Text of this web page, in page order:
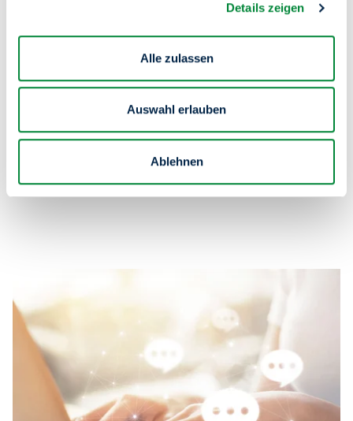
Details zeigen
Alle zulassen
Auswahl erlauben
Ablehnen